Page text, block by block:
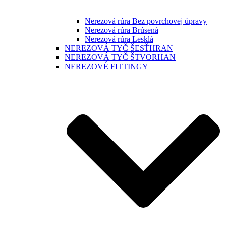
Nerezová rúra Bez povrchovej úpravy
Nerezová rúra Brúsená
Nerezová rúra Lesklá
NEREZOVÁ TYČ ŠESŤHRAN
NEREZOVÁ TYČ ŠTVORHAN
NEREZOVÉ FITTINGY